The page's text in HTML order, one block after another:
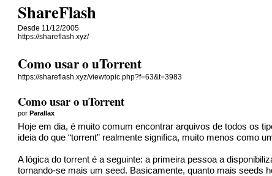
ShareFlash
Desde 11/12/2005
https://shareflash.xyz/
Como usar o uTorrent
https://shareflash.xyz/viewtopic.php?f=63&t=3983
Como usar o uTorrent
porParallax
Hoje em dia, é muito comum encontrar arquivos de todos os
ideia do que “torrent” realmente significa, muito menos como
A lógica do torrent é a seguinte: a primeira pessoa a
tornando-se mais um seed. Basicamente, quanto mais seeds